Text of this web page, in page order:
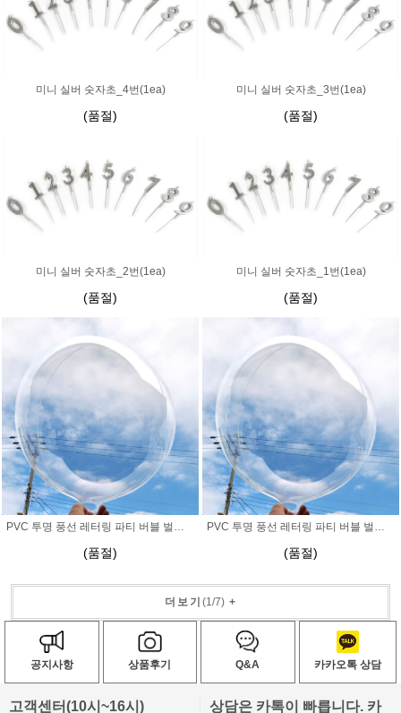
미니 실버 숫자초_4번(1ea)
(품절)
미니 실버 숫자초_3번(1ea)
(품절)
미니 실버 숫자초_2번(1ea)
(품절)
미니 실버 숫자초_1번(1ea)
(품절)
PVC 투명 풍선 레터링 파티 버블 벌룬 32인치
(품절)
PVC 투명 풍선 레터링 파티 버블 벌룬 20인치
(품절)
더보기 (1/7)+
공지사항 상품후기 Q&A 카카오톡 상담
고객센터(10시~16시) 상담은 카톡이 빠릅니다. 카